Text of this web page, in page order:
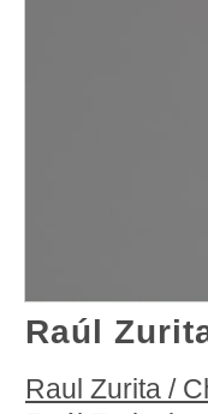
Raúl
Raul Zurita /